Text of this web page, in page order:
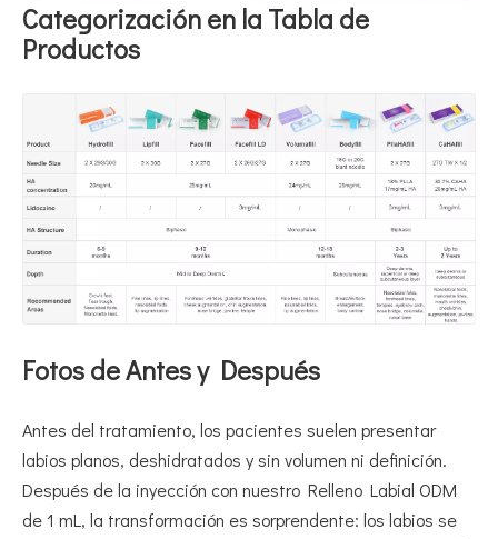
Categorización en la Tabla de
Productos
Fotos de Antes y Después
Antes del tratamiento, los pacientes suelen presentar
labios planos, deshidratados y sin volumen ni definición.
Después de la inyección con nuestro Relleno Labial ODM
de 1 mL, la transformación es sorprendente: los labios se